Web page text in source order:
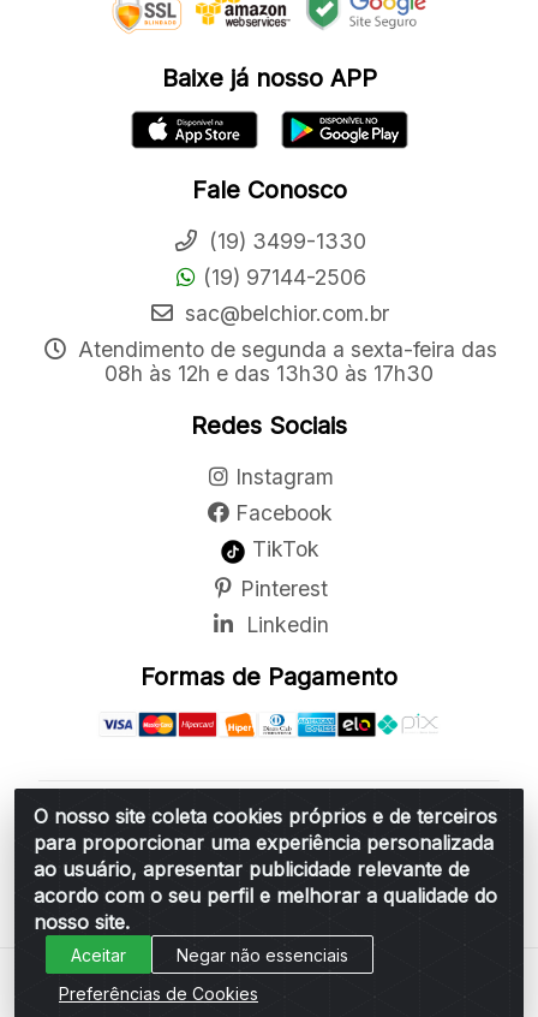
O nosso site coleta cookies próprios e de terceiros
para proporcionar uma experiência personalizada
ao usuário, apresentar publicidade relevante de
acordo com o seu perfil e melhorar a qualidade do
nosso site.
Aceitar
Negar não essenciais
Preferências de Cookies
Baixe já nosso APP
Fale Conosco
(19) 3499-1330
(19) 97144-2506
sac@belchior.com.br
Atendimento de segunda a sexta-feira das
08h às 12h e das 13h30 às 17h30
Redes Sociais
Instagram
Facebook
TikTok
Pinterest
Linkedin
Formas de Pagamento
Belchior Cortinas e Acessórios LTDA - R: Rua
Vereador Sérgio Leopoldino Alves, 876 - Santa
Bárbara d'Oeste/SP - CEP 13.456-166 - CNPJ
06.314.073/0001-34